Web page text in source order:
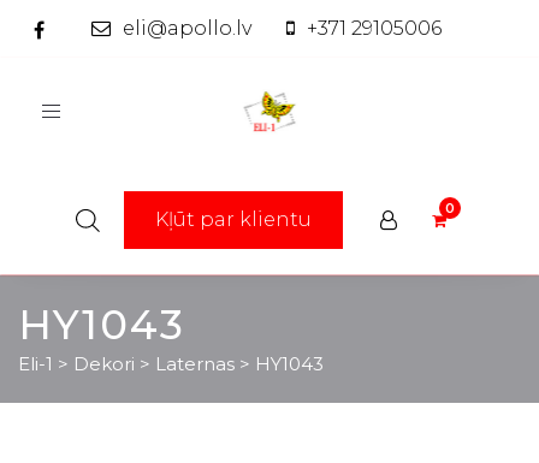
eli@apollo.lv +371 29105006
Toggle
Kļūt par klientu
HY1043
Eli-1 > Dekori > Laternas > HY1043